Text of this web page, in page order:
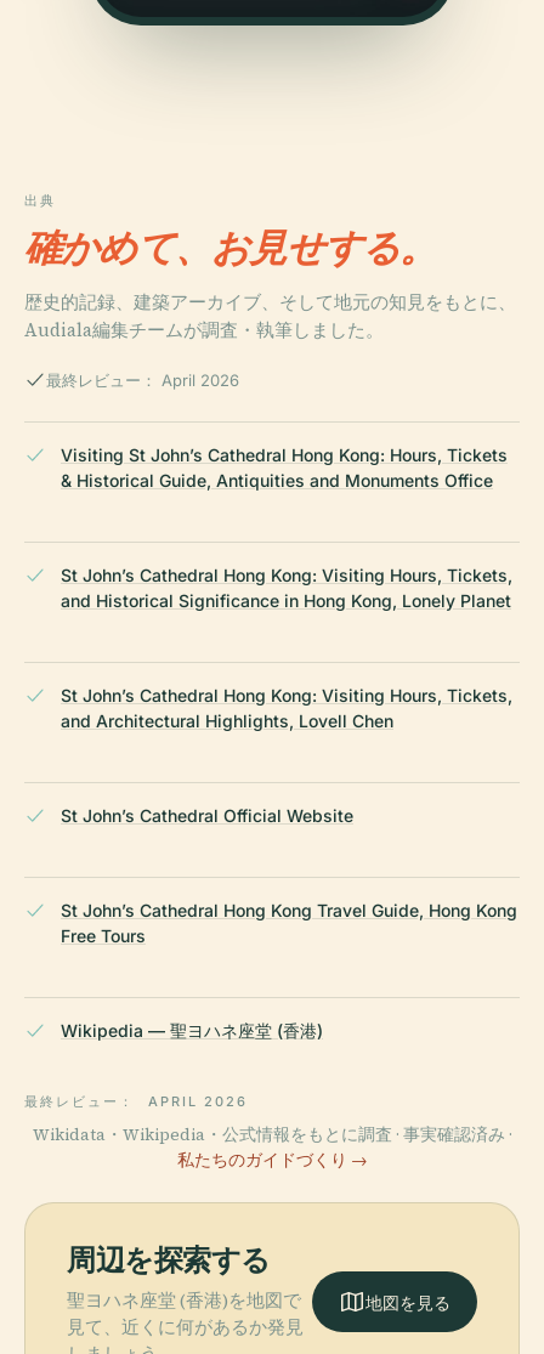
出典
確かめて、お見せする。
歴史的記録、建築アーカイブ、そして地元の知見をもとに、
Audiala編集チームが調査・執筆しました。
最終レビュー： April 2026
Visiting St John’s Cathedral Hong Kong: Hours, Tickets
& Historical Guide, Antiquities and Monuments Office
St John’s Cathedral Hong Kong: Visiting Hours, Tickets,
and Historical Significance in Hong Kong, Lonely Planet
St John’s Cathedral Hong Kong: Visiting Hours, Tickets,
and Architectural Highlights, Lovell Chen
St John’s Cathedral Official Website
St John’s Cathedral Hong Kong Travel Guide, Hong Kong
Free Tours
Wikipedia — 聖ヨハネ座堂 (香港)
最終レビュー： APRIL 2026
Wikidata・Wikipedia・公式情報をもとに調査 · 事実確認済み ·
私たちのガイドづくり →
周辺を探索する
聖ヨハネ座堂 (香港)を地図で
見て、近くに何があるか発見
地図を見る